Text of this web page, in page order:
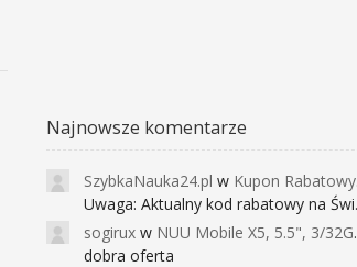
Najnowsze komentarze
SzybkaNauka24.pl w Kupon Rabatowy na Kurs Angielskiego dla Dzieci - FunEnglish
Uwaga: Aktualny kod rabatowy na Święta (
sogirux w NUU Mobile X5, 5.5", 3/32GB, czujnik linii papilarnych, 2950mAh, aparat 13MP za 267zł - Banggood
dobra oferta